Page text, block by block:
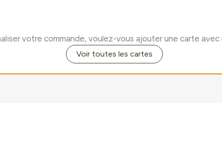
votre commande, voulez-vous ajouter une carte
Voir toutes les cartes